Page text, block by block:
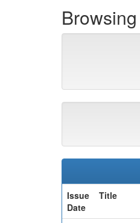
Issue
Date
Title